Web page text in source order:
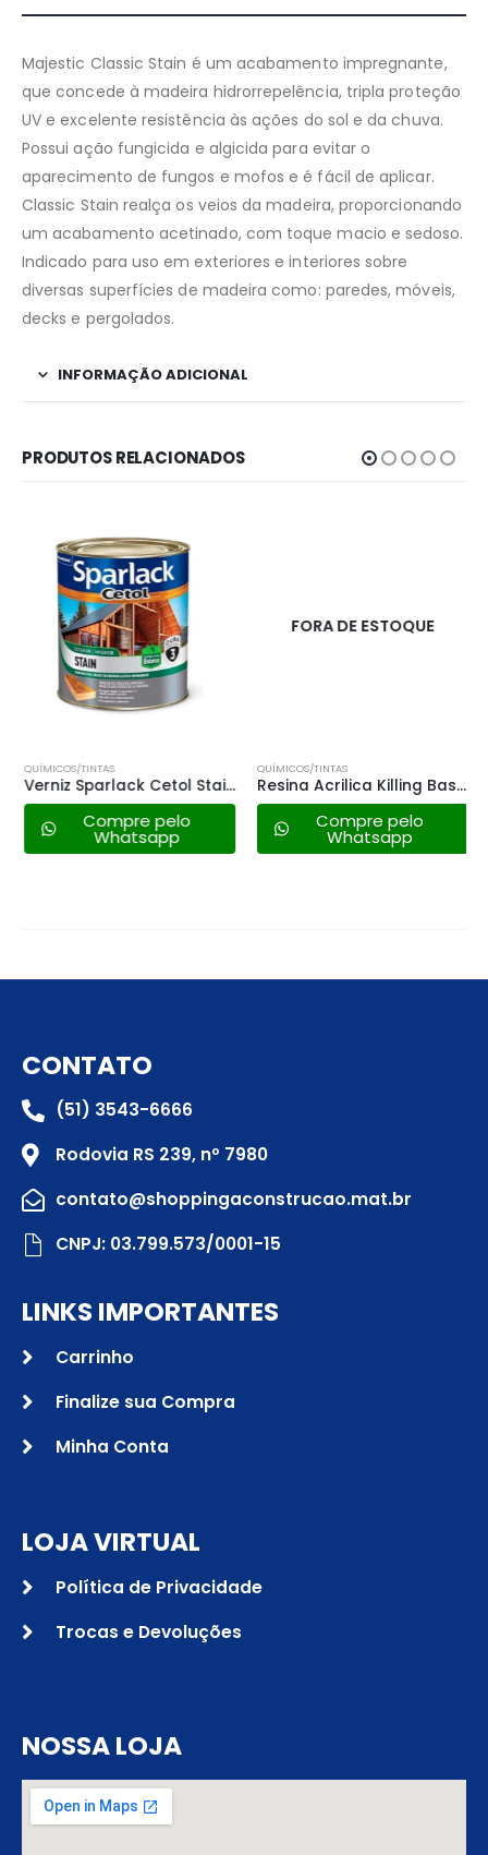
Majestic Classic Stain é um acabamento impregnante,
que concede à madeira hidrorrepelência, tripla proteção
UV e excelente resistência às ações do sol e da chuva.
Possui ação fungicida e algicida para evitar o
aparecimento de fungos e mofos e é fácil de aplicar.
Classic Stain realça os veios da madeira, proporcionando
um acabamento acetinado, com toque macio e sedoso.
Indicado para uso em exteriores e interiores sobre
diversas superfícies de madeira como: paredes, móveis,
decks e pergolados.
INFORMAÇÃO ADICIONAL
PRODUTOS RELACIONADOS
QUÍMICOS/TINTAS
Verniz Sparlack Cetol Stain-900ml
Compre pelo
Whatsapp
FORA DE ESTOQUE
QUÍMICOS/TINTAS
Resina Acrilica Killing Base Agua – 18lt
Compre pelo
Whatsapp
CONTATO
(51) 3543-6666
Rodovia RS 239, nº 7980
contato@shoppingaconstrucao.mat.br
CNPJ: 03.799.573/0001-15
LINKS IMPORTANTES
Carrinho
Finalize sua Compra
Minha Conta
LOJA VIRTUAL
Política de Privacidade
Trocas e Devoluções
NOSSA LOJA